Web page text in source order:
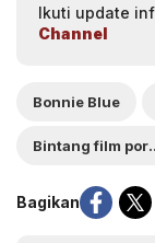
Ikuti update
Channel
Bonnie Blue
Bagikan